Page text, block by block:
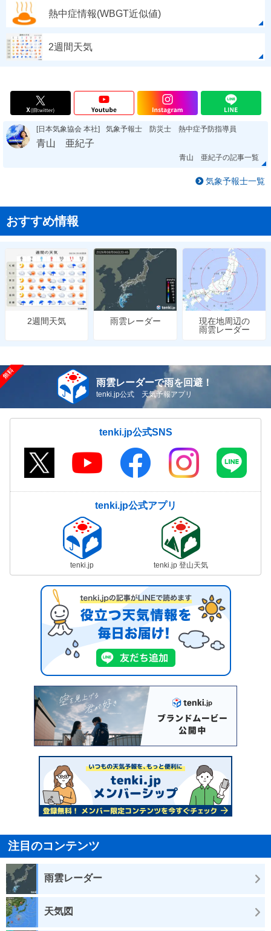
熱中症情報(WBGT近似値)
2週間天気
[日本気象協会 本社] 気象予報士 防災士 熱中症予防指導員
青山 亜紀子
青山 亜紀子の記事一覧
気象予報士一覧
おすすめ情報
2週間天気 雨雲レーダー
現在地周辺の
雨雲レーダー
雨雲レーダーで雨を回避！
tenki.jp公式 天気予報アプリ
tenki.jp公式SNS
tenki.jp公式アプリ
tenki.jp tenki.jp 登山天気
注目のコンテンツ
雨雲レーダー
天気図